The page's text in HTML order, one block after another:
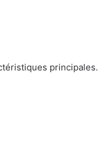
principales.